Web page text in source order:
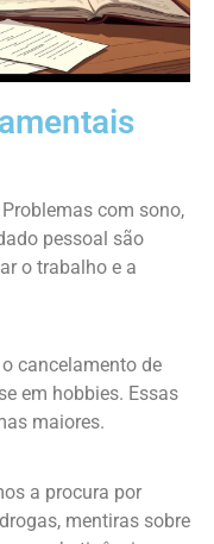
com sono,
pessoal são
o trabalho e a
cancelamento de
em hobbies. Essas
maiores.
a procura por
mentiras sobre